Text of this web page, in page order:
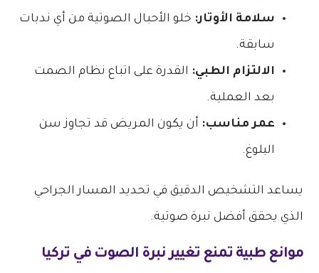
سلامة الأوتار: خلو الأحبال الصوتية من أي ندبات
سابقة.
الالتزام الطبي: القدرة على اتباع نظام الصمت
بعد العملية.
عمر مناسب: أن يكون المريض قد تجاوز سن
البلوغ.
يساعد التشخيص الدقيق في تحديد المسار الجراحي
الذي يحقق أفضل نبرة صوتية.
موانع طبية تمنع تغيير نبرة الصوت في تركيا